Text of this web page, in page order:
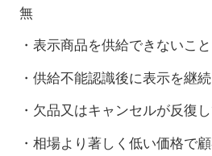
無
・表示商品を供給できないこ
・供給不能認識後に表示を継
・欠品又はキャンセルが反復
・相場より著しく低い価格で